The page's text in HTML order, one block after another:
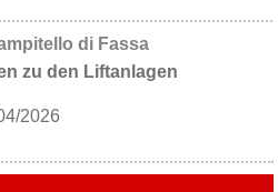
di Fassa
zu den Liftanlagen
2026